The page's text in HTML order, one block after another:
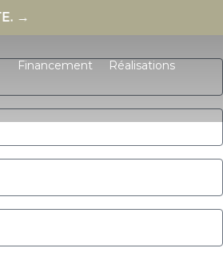
Financement Réalisations